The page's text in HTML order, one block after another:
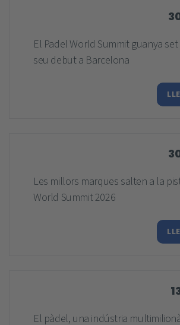
El Padel World Summit guanya
seu debut a Barcelona
Les millors marques salten a la
World Summit 2026
El pàdel, una indústria